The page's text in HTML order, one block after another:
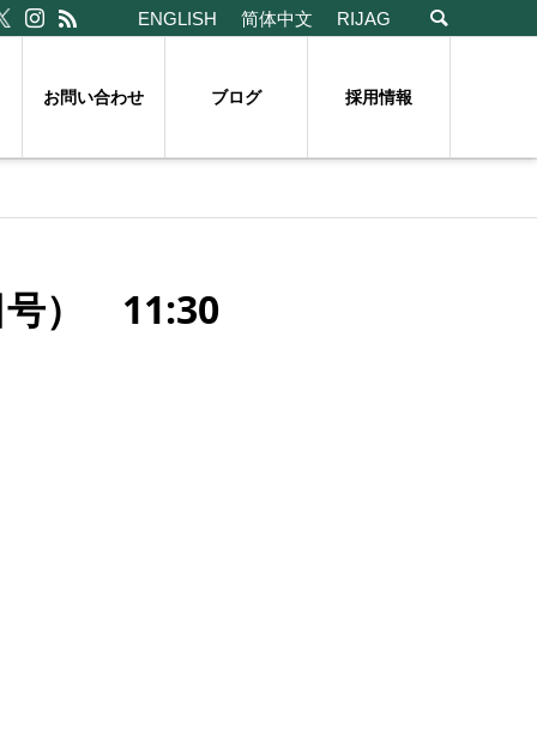
ENGLISH 简体中文 RIJAG
お問い合わせ ブログ 採用情報
号） 11:30